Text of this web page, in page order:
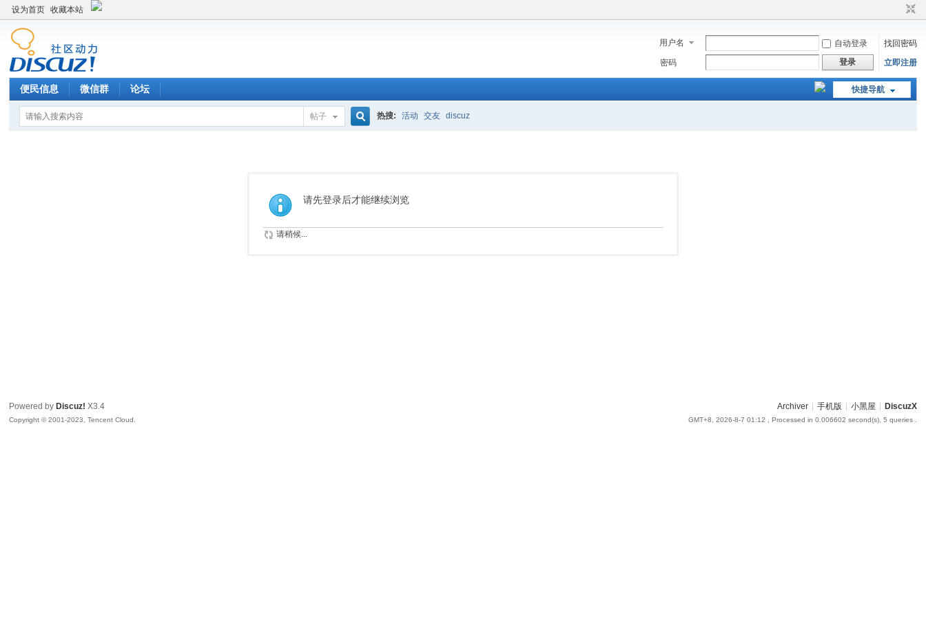
设为首页 收藏本站
用户名 自动登录
找回密码
密码
登录 立即注册
快捷导航
便民信息 微信群 论坛
帖子
索
热搜: 活动 交友 discuz
请先登录后才能继续浏览
请稍候...
Archiver 手机版 小黑屋 DiscuzX
GMT+8, 2026-8-7 01:12 , Processed in 0.006602 second(s), 5 queries .
Powered by Discuz! X3.4
Copyright © 2001-2023, Tencent Cloud.